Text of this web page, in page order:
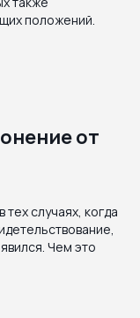
положений.
от
тех случаях, когда
Чем это